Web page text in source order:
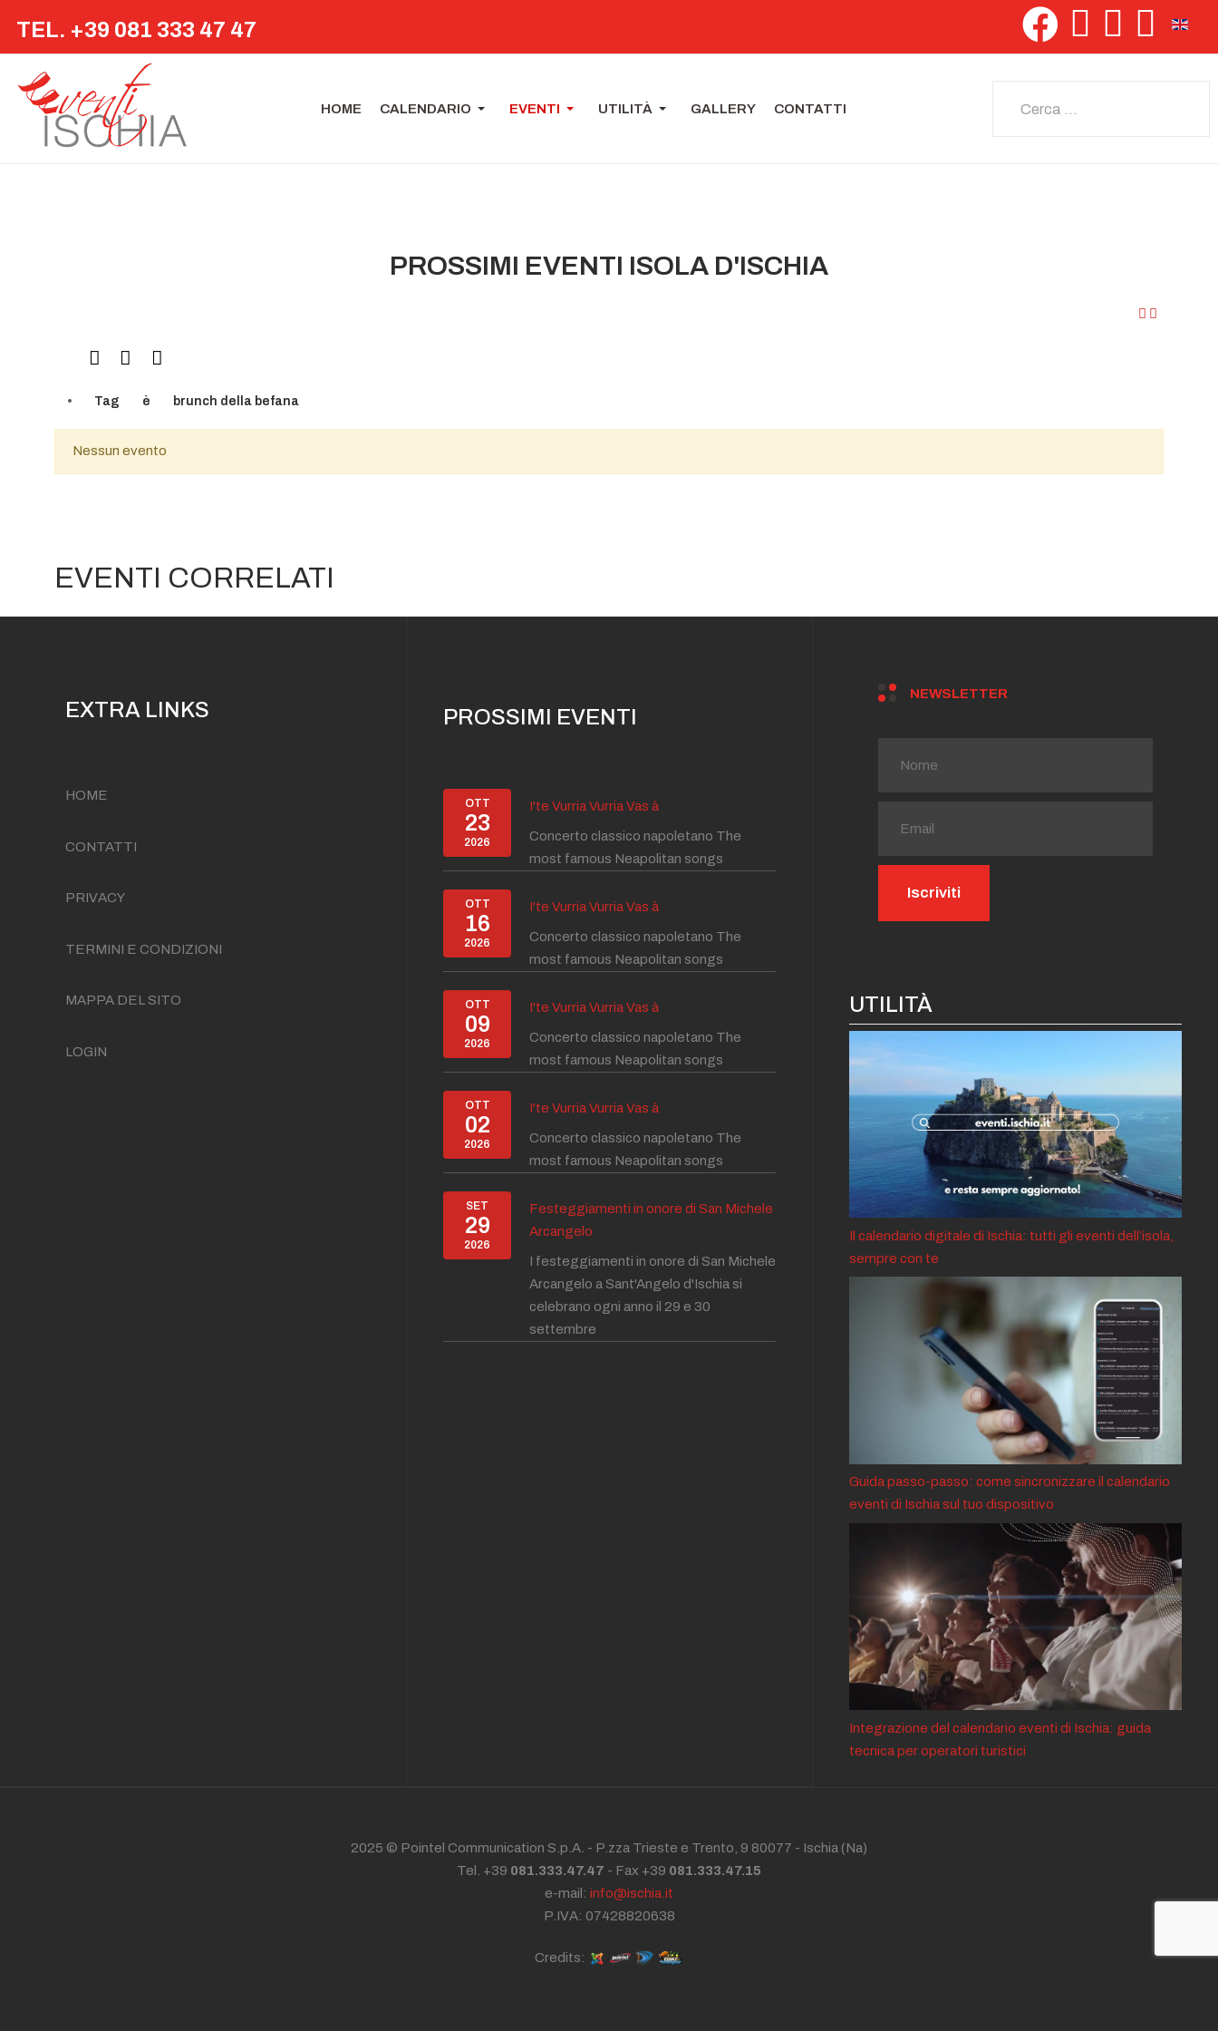
TEL. +39 081 333 47 47
HOME CALENDARIO EVENTI UTILITÀ GALLERY CONTATTI
PROSSIMI EVENTI ISOLA D'ISCHIA
Tag è brunch della befana
Nessun evento
EVENTI CORRELATI
EXTRA LINKS
HOME
CONTATTI
PRIVACY
TERMINI E CONDIZIONI
MAPPA DEL SITO
LOGIN
PROSSIMI EVENTI
OTT
23
2026
I'te Vurria Vurria Vas à
Concerto classico napoletano The
most famous Neapolitan songs
OTT
16
2026
I'te Vurria Vurria Vas à
Concerto classico napoletano The
most famous Neapolitan songs
OTT
09
2026
I'te Vurria Vurria Vas à
Concerto classico napoletano The
most famous Neapolitan songs
OTT
02
2026
I'te Vurria Vurria Vas à
Concerto classico napoletano The
most famous Neapolitan songs
SET
29
2026
Festeggiamenti in onore di San Michele
Arcangelo
I festeggiamenti in onore di San Michele
Arcangelo a Sant'Angelo d'Ischia si
celebrano ogni anno il 29 e 30
settembre
NEWSLETTER
UTILITÀ
Il calendario digitale di Ischia: tutti gli eventi dell’isola,
sempre con te
Guida passo-passo: come sincronizzare il calendario
eventi di Ischia sul tuo dispositivo
Integrazione del calendario eventi di Ischia: guida
tecnica per operatori turistici
2025 © Pointel Communication S.p.A. - P.zza Trieste e Trento, 9 80077 - Ischia (Na)
Tel. +39 081.333.47.47 - Fax +39 081.333.47.15
e-mail: info@ischia.it
P.IVA: 07428820638
Credits: